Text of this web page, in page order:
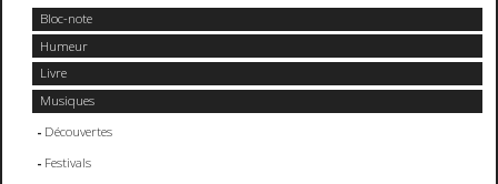
Bloc-note
Humeur
Livre
Musiques
Découvertes
Festivals